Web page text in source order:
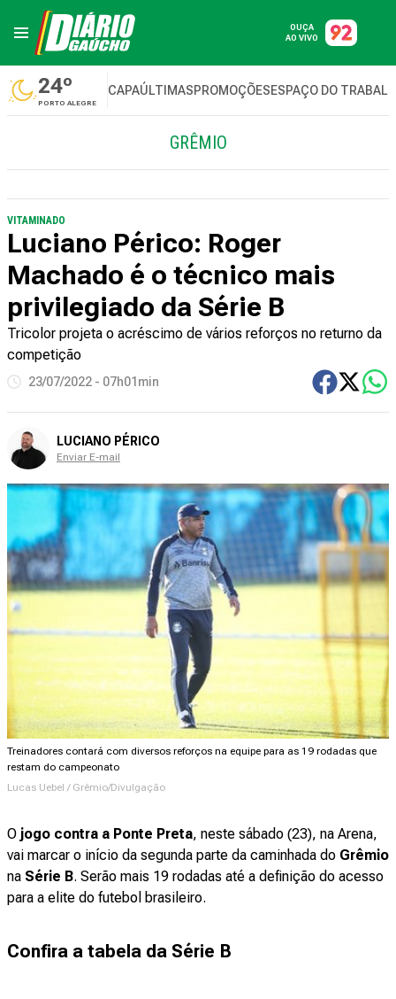
OUÇA
AO VIVO
24º
PORTO ALEGRE
CAPAÚLTIMASPROMOÇÕESESPAÇO DO
GRÊMIO
VITAMINADO
Luciano Périco: Roger
Machado é o técnico mais
privilegiado da Série B
Tricolor projeta o acréscimo de vários reforços no returno da
competição
23/07/2022 - 07h01min
LUCIANO PÉRICO
Enviar E-mail
Treinadores contará com diversos reforços na equipe para as 19 rodadas que
restam do campeonato
Lucas Uebel / Grêmio/Divulgação
O jogo contra a Ponte Preta, neste sábado (23), na Arena,
vai marcar o início da segunda parte da caminhada do Grêmio
na Série B. Serão mais 19 rodadas até a definição do acesso
para a elite do futebol brasileiro.
Confira a tabela da Série B